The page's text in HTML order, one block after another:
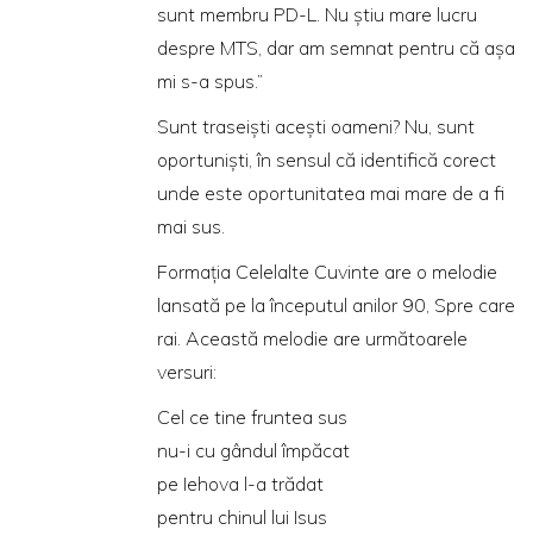
sunt membru PD-L. Nu ştiu mare lucru
despre MTS, dar am semnat pentru că aşa
mi s-a spus.”
Sunt traseişti aceşti oameni? Nu, sunt
oportunişti, în sensul că identifică corect
unde este oportunitatea mai mare de a fi
mai sus.
Formaţia Celelalte Cuvinte are o melodie
lansată pe la începutul anilor 90, Spre care
rai. Această melodie are următoarele
versuri:
Cel ce tine fruntea sus
nu-i cu gândul împăcat
pe Iehova l-a trădat
pentru chinul lui Isus